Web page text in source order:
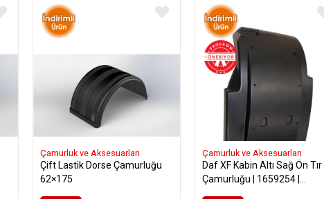
Çamurluk ve Aksesuarları
Çift Lastik Dorse Çamurluğu
62×175
Çamurluk ve Aksesuarları
Daf XF Kabin Altı Sağ Ön Tır
Çamurluğu | 1659254 |